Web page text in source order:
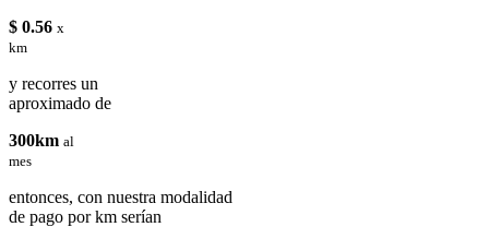
$ 0.56 x
km
y recorres un
aproximado de
300km al
mes
entonces, con nuestra modalidad
de pago por km serían